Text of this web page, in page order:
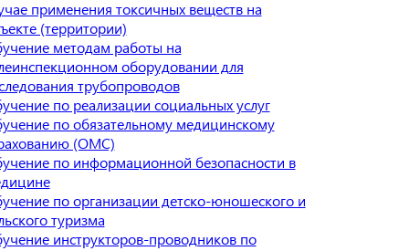
применения токсичных веществ на
(территории)
методам работы на
оборудовании для
трубопроводов
по реализации социальных услуг
по обязательному медицинскому
(ОМС)
по информационной безопасности в
по организации детско-юношеского и
туризма
инструкторов-проводников по